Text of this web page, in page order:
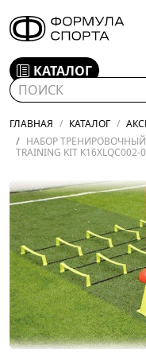
КАТАЛОГ
ГЛАВНАЯ КАТАЛОГ
НАБОР ТРЕНИРОВОЧНЫЙ
TRAINING KIT K16XLQC002-